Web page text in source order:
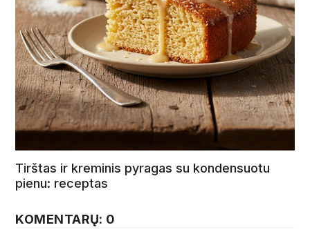
Tirštas ir kreminis pyragas su kondensuotu
pienu: receptas
KOMENTARŲ: 0